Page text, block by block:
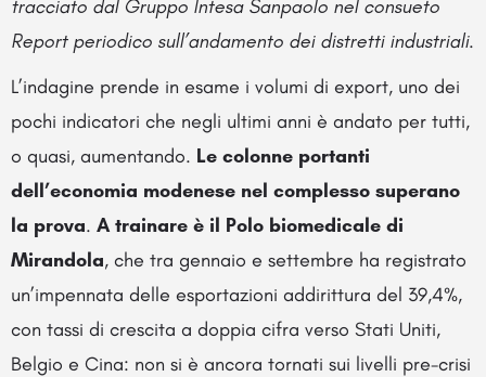
tracciato dal Gruppo Intesa Sanpaolo nel consueto
Report periodico sull’andamento dei distretti industriali.
L’indagine prende in esame i volumi di export, uno dei
pochi indicatori che negli ultimi anni è andato per tutti,
o quasi, aumentando. Le colonne portanti
dell’economia modenese nel complesso superano
la prova. A trainare è il Polo biomedicale di
Mirandola, che tra gennaio e settembre ha registrato
un’impennata delle esportazioni addirittura del 39,4%,
con tassi di crescita a doppia cifra verso Stati Uniti,
Belgio e Cina: non si è ancora tornati sui livelli pre-crisi